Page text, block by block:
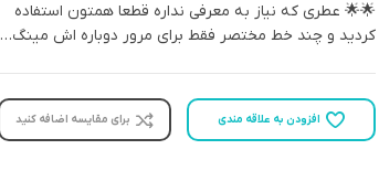
🌟🌟 عطری که نیاز به معرفی نداره قطعا همتون استفاده
کردید و چند خط مختصر فقط برای مرور دوباره اش مینگ…
افزودن به علاقه مندی برای مقایسه اضافه کنید